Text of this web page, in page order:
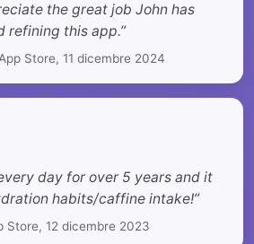
the great job John has
refining this app.”
Store, 11 dicembre 2024
day for over 5 years and it
habits/caffine intake!”
Store, 12 dicembre 2023